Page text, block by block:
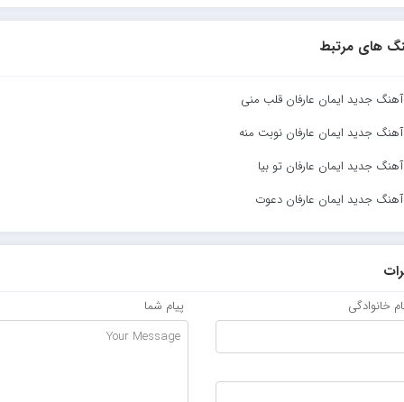
های مرتبط
آهنگ جدید ایمان عارفان قلب منی
آهنگ جدید ایمان عارفان نوبت منه
آهنگ جدید ایمان عارفان تو بیا
آهنگ جدید ایمان عارفان دعوت
خانوادگی پیام شما